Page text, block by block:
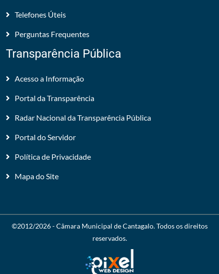
Telefones Úteis
Perguntas Frequentes
Transparência Pública
Acesso a Informação
Portal da Transparência
Radar Nacional da Transparência Pública
Portal do Servidor
Política de Privacidade
Mapa do Site
©2012/2026 -Câmara Municipal de Cantagalo. Todos os direitos
reservados.